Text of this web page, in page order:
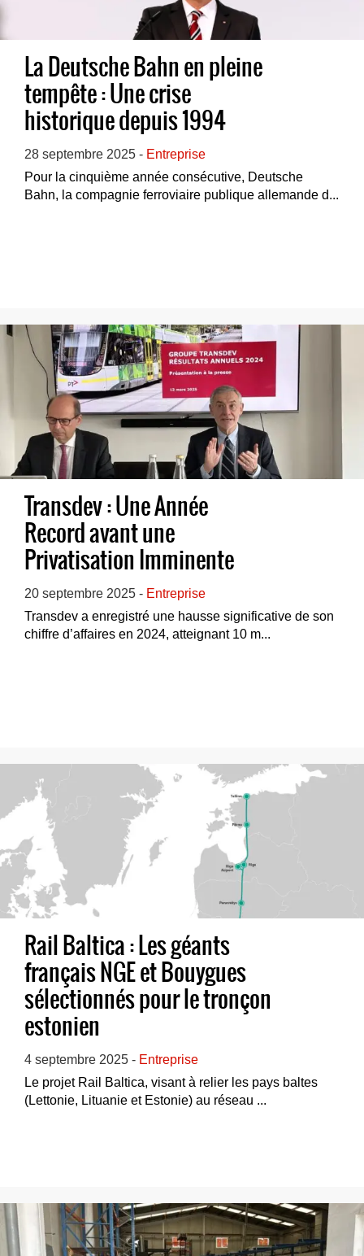
La Deutsche Bahn en pleine
tempête : Une crise
historique depuis 1994
28 septembre 2025 - Entreprise
Pour la cinquième année consécutive, Deutsche
Bahn, la compagnie ferroviaire publique allemande d...
Transdev : Une Année
Record avant une
Privatisation Imminente
20 septembre 2025 - Entreprise
Transdev a enregistré une hausse significative de son
chiffre d’affaires en 2024, atteignant 10 m...
Rail Baltica : Les géants
français NGE et Bouygues
sélectionnés pour le tronçon
estonien
4 septembre 2025 - Entreprise
Le projet Rail Baltica, visant à relier les pays baltes
(Lettonie, Lituanie et Estonie) au réseau ...